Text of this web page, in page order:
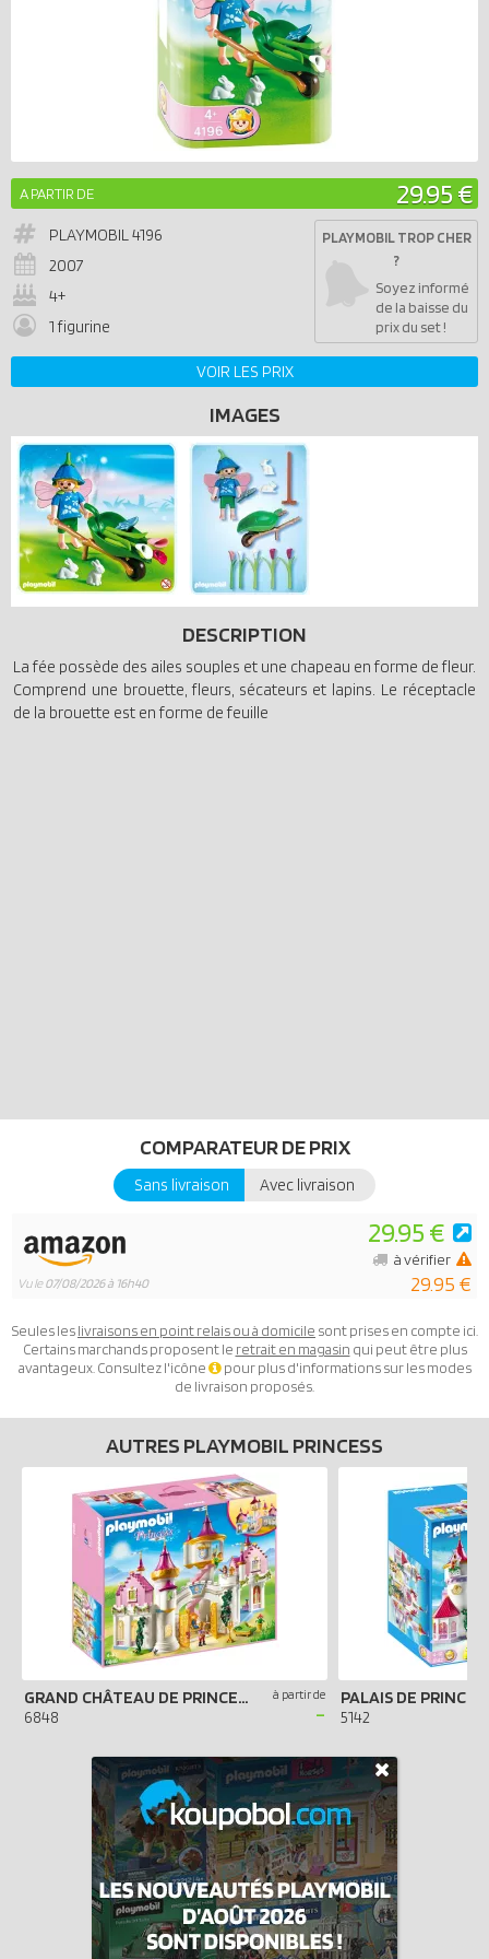
A PARTIR DE 29.95 €
PLAYMOBIL4196
2007
4+
1 figurine
PLAYMOBIL TROP CHER
?
Soyez informé
de la baisse du
prix du set !
VOIR LES PRIX
IMAGES
DESCRIPTION
La fée possède des ailes souples et une chapeau en forme de fleur.
Comprend une brouette, fleurs, sécateurs et lapins. Le réceptacle
de la brouette est en forme de feuille
COMPARATEUR DE PRIX
Sans livraison Avec livraison
Vu le07/08/2026 à 16h40
29.95 €
29.95 €
à vérifier
Seules leslivraisons en point relais ou à domicile sont prises en compte ici.
Certains marchands proposent le retrait en magasin qui peut être plus
avantageux. Consultez l'icône
pour plus d'informations sur les modes
de livraison proposés.
AUTRES PLAYMOBIL PRINCESS
GRAND CHÂTEAU DE PRINCESSE
6848
à partir de
-
PALAIS DE
5142